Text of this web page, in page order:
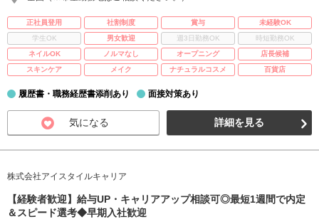
正社員登用 社割制度 賞与
未経験OK
学生OK
男女歓迎 週3日勤務OK
時短勤務OK
ネイルOK
ノルマなし オープニング
店長候補
スキンケア
メイク ナチュラルコスメ 百貨店
履歴書・職務経歴書添削あり 面接対策あり
気になる 詳細を見る
株式会社アイスタイルキャリア
【経験者歓迎】給与UP・キャリアアップ相談可◎最短1週間で内定
＆スピード選考◆早期入社歓迎